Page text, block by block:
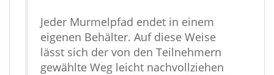
Jeder Murmelpfad endet in einem
eigenen Behälter. Auf diese Weise
lässt sich der von den Teilnehmern
gewählte Weg leicht nachvollziehen